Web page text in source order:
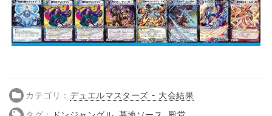
カテゴリ： デュエルマスターズ - 大会結果